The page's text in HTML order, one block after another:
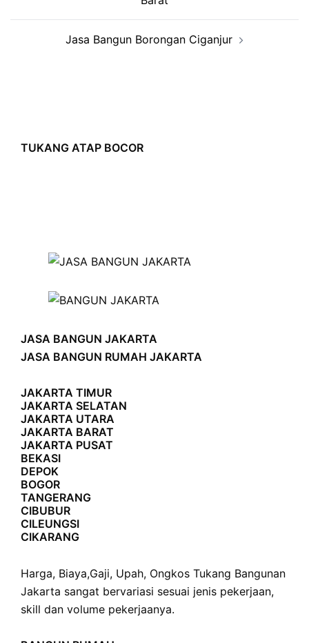
Jasa Bangun Borongan Ciganjur
TUKANG ATAP BOCOR
JASA BANGUN JAKARTA
JASA BANGUN RUMAH JAKARTA
JAKARTA TIMUR
JAKARTA SELATAN
JAKARTA UTARA
JAKARTA BARAT
JAKARTA PUSAT
BEKASI
DEPOK
BOGOR
TANGERANG
CIBUBUR
CILEUNGSI
CIKARANG
Harga, Biaya,Gaji, Upah, Ongkos Tukang Bangunan
Jakarta sangat bervariasi sesuai jenis pekerjaan,
skill dan volume pekerjaanya.